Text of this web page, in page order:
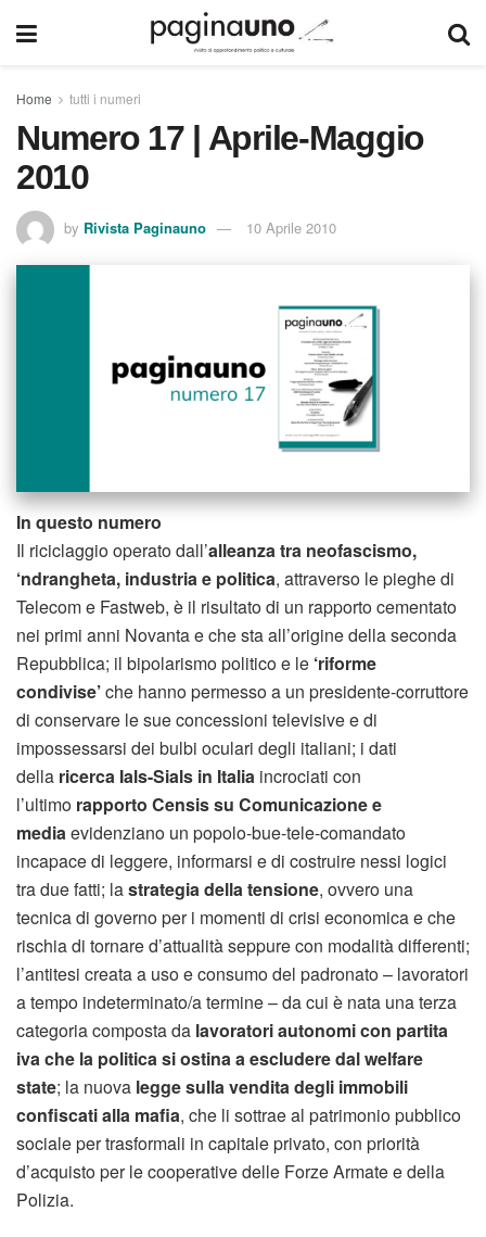
Home tutti i numeri
Numero 17 | Aprile-Maggio
2010
by Rivista Paginauno 10 Aprile 2010
In questo numero
Il riciclaggio operato dall’alleanza tra neofascismo,
‘ndrangheta, industria e politica, attraverso le pieghe di
Telecom e Fastweb, è il risultato di un rapporto cementato
nei primi anni Novanta e che sta all’origine della seconda
Repubblica; il bipolarismo politico e le ‘riforme
condivise’che hanno permesso a un presidente-corruttore
di conservare le sue concessioni televisive e di
impossessarsi dei bulbi oculari degli italiani; i dati
della ricerca Ials-Sials in Italia incrociati con
l’ultimo rapporto Censis su Comunicazione e
mediaevidenziano un popolo-bue-tele-comandato
incapace di leggere, informarsi e di costruire nessi logici
tra due fatti; lastrategia della tensione, ovvero una
tecnica di governo per i momenti di crisi economica e che
rischia di tornare d’attualità seppure con modalità differenti;
l’antitesi creata a uso e consumo del padronato – lavoratori
a tempo indeterminato/a termine – da cui è nata una terza
categoria composta da lavoratori autonomi con partita
iva che la politica si ostina a escludere dal welfare
state; la nuova legge sulla vendita degli immobili
confiscati alla mafia, che li sottrae al patrimonio pubblico
sociale per trasformali in capitale privato, con priorità
d’acquisto per le cooperative delle Forze Armate e della
Polizia.